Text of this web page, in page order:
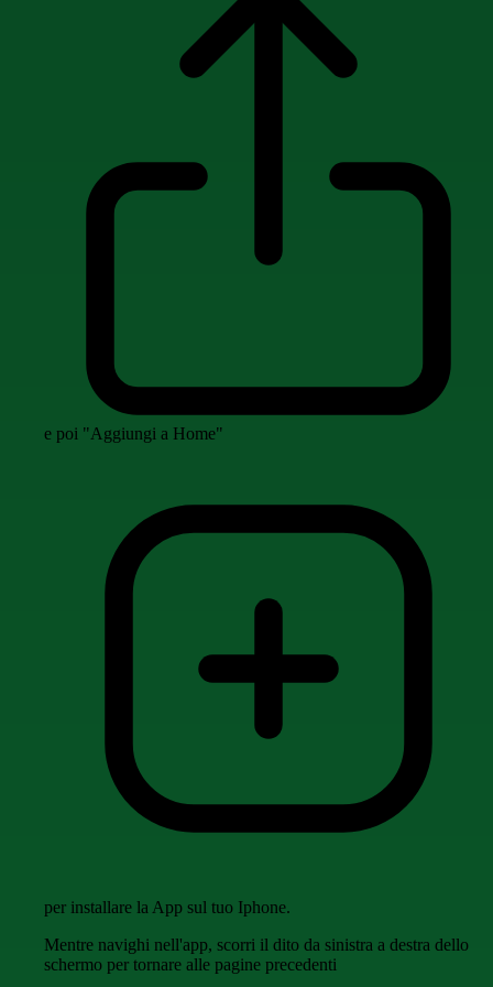
e poi "Aggiungi a Home"
per installare la App sul tuo Iphone.
Mentre navighi nell'app, scorri il dito da sinistra a destra dello
schermo per tornare alle pagine precedenti